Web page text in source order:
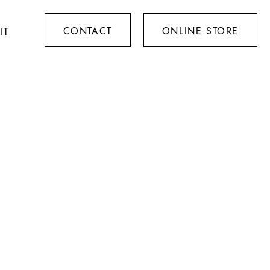
CONTACT ONLINE STORE